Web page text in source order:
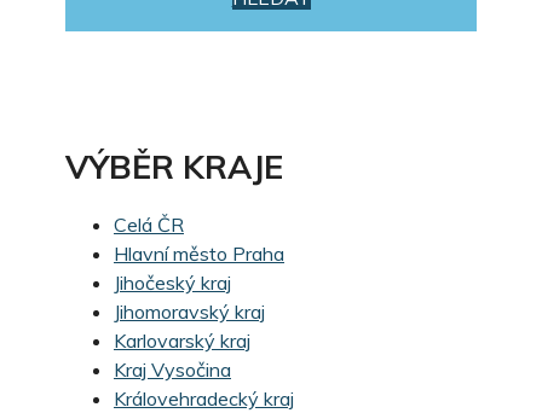
VÝBĚR KRAJE
Celá ČR
Hlavní město Praha
Jihočeský kraj
Jihomoravský kraj
Karlovarský kraj
Kraj Vysočina
Královehradecký kraj